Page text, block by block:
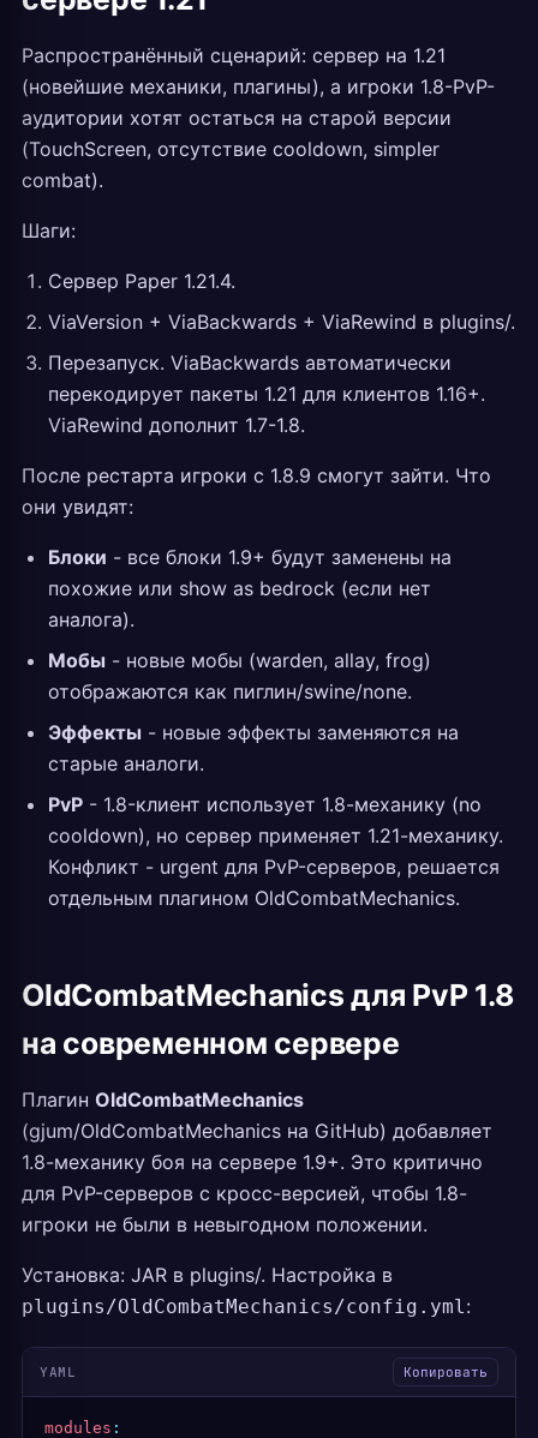
Распространённый сценарий: сервер на 1.21
(новейшие механики, плагины), а игроки 1.8-PvP-
аудитории хотят остаться на старой версии
(TouchScreen, отсутствие cooldown, simpler
combat).
Шаги:
Сервер Paper 1.21.4.
ViaVersion + ViaBackwards + ViaRewind в plugins/.
Перезапуск. ViaBackwards автоматически
перекодирует пакеты 1.21 для клиентов 1.16+.
ViaRewind дополнит 1.7-1.8.
После рестарта игроки с 1.8.9 смогут зайти. Что
они увидят:
Блоки - все блоки 1.9+ будут заменены на
похожие или show as bedrock (если нет
аналога).
Мобы - новые мобы (warden, allay, frog)
отображаются как пиглин/swine/none.
Эффекты - новые эффекты заменяются на
старые аналоги.
PvP - 1.8-клиент использует 1.8-механику (no
cooldown), но сервер применяет 1.21-механику.
Конфликт - urgent для PvP-серверов, решается
отдельным плагином OldCombatMechanics.
OldCombatMechanics для PvP 1.8
на современном сервере
Плагин OldCombatMechanics
(gjum/OldCombatMechanics на GitHub) добавляет
1.8-механику боя на сервере 1.9+. Это критично
для PvP-серверов с кросс-версией, чтобы 1.8-
игроки не были в невыгодном положении.
Установка: JAR в plugins/. Настройка в
plugins/OldCombatMechanics/config.yml:
YAML Копировать
modules :